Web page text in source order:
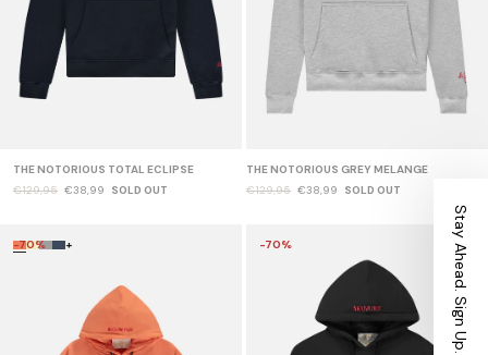
THE NOTORIOUS TOTAL ECLIPSE
€129,95 €38,99 SOLD OUT
THE NOTORIOUS GREY MELANGE
€129,95 €38,99 SOLD OUT
+
-70% -70% Stay Ahead. Sign Up.